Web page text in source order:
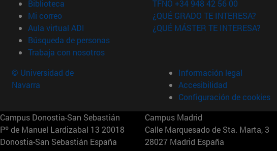
Biblioteca (abre en nueva ventana)
Mi correo(abre en nueva ventana)
Aula virtual ADI (abre en nueva ventana)
Búsqueda de personas(abre en nueva ventana)
Trabaja con nosotros(abre en nueva ventana)
TFNO +34 948 42 56 00
¿QUÉ GRADO TE INTERESA?
¿QUÉ MÁSTER TE INTERESA?
© Universidad de
Navarra
Información legal
Accesibilidad
Configuración de cookies
Campus Donostia-San Sebastián
Pº de Manuel Lardizabal 13 20018
Donostia-San Sebastián España
Campus Madrid
Calle Marquesado de Sta. Marta, 3
28027 Madrid España